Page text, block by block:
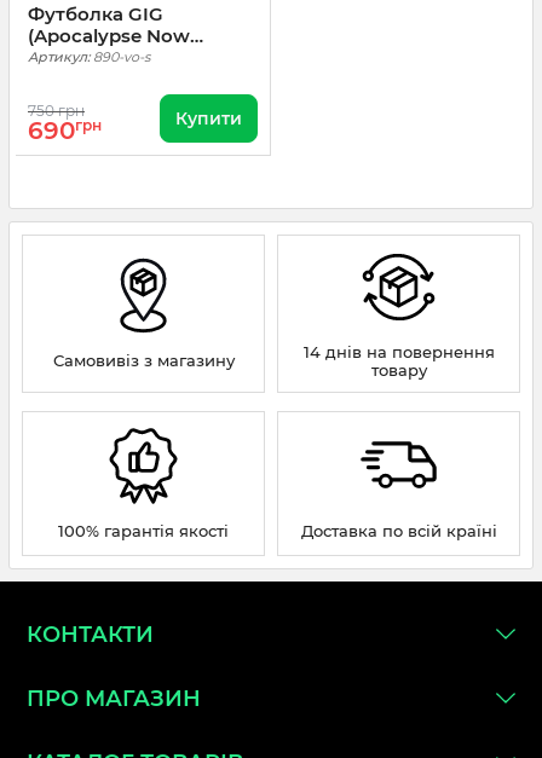
Футболка GIG
(Apocalypse Now
Viking) Оверсайз.
Артикул:890-vo-s
750 грн
690грн Купити
Самовивіз з магазину
14 днів на повернення
товару
100% гарантія якості Доставка по всій країні
КОНТАКТИ
ПРО МАГАЗИН